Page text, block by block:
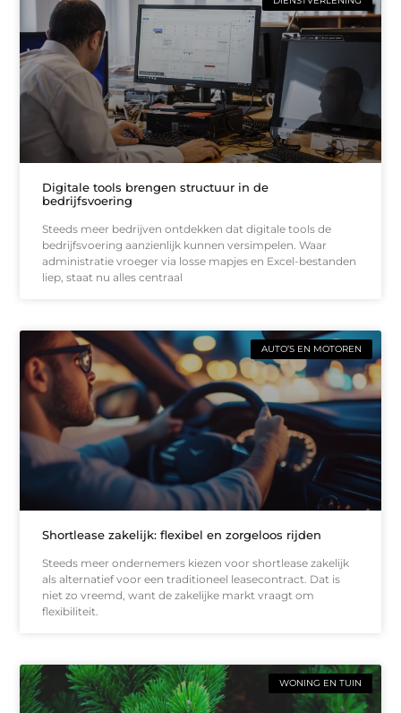
Digitale tools brengen structuur in de
bedrijfsvoering
Steeds meer bedrijven ontdekken dat digitale tools de
bedrijfsvoering aanzienlijk kunnen versimpelen. Waar
administratie vroeger via losse mapjes en Excel-bestanden
liep, staat nu alles centraal
AUTO’S EN MOTOREN
Shortlease zakelijk: flexibel en zorgeloos rijden
Steeds meer ondernemers kiezen voor shortlease zakelijk
als alternatief voor een traditioneel leasecontract. Dat is
niet zo vreemd, want de zakelijke markt vraagt om
flexibiliteit.
WONING EN TUIN